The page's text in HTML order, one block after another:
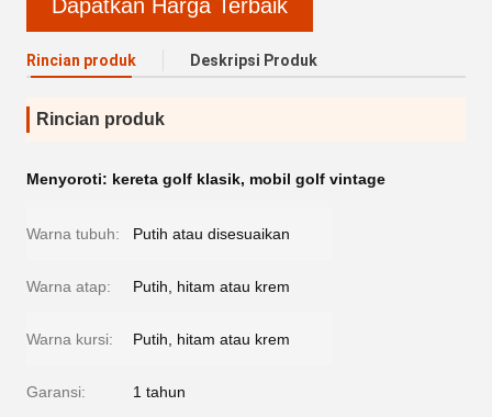
Dapatkan Harga Terbaik
Rincian produk Deskripsi Produk
Rincian produk
Menyoroti: kereta golf klasik, mobil golf vintage
Warna tubuh: Putih atau disesuaikan
Warna atap: Putih, hitam atau krem
Warna kursi: Putih, hitam atau krem
Garansi: 1 tahun